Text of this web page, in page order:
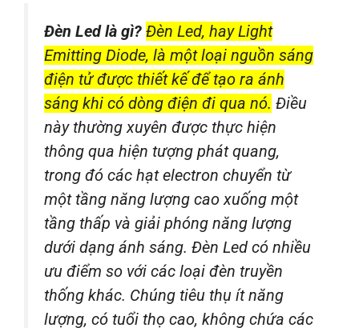
Đèn Led là gì? Đèn Led, hay Light
Emitting Diode, là một loại nguồn sáng
điện tử được thiết kế để tạo ra ánh
sáng khi có dòng điện đi qua nó. Điều
này thường xuyên được thực hiện
thông qua hiện tượng phát quang,
trong đó các hạt electron chuyển từ
một tầng năng lượng cao xuống một
tầng thấp và giải phóng năng lượng
dưới dạng ánh sáng. Đèn Led có nhiều
ưu điểm so với các loại đèn truyền
thống khác. Chúng tiêu thụ ít năng
lượng, có tuổi thọ cao, không chứa các